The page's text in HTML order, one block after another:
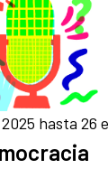
hasta 26